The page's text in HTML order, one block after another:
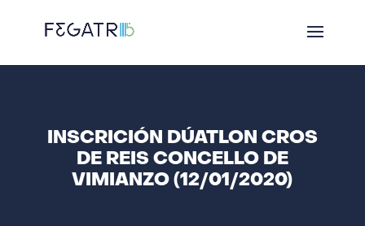
INSCRICIÓN DÚATLON CROS
DE REIS CONCELLO DE
VIMIANZO (12/01/2020)